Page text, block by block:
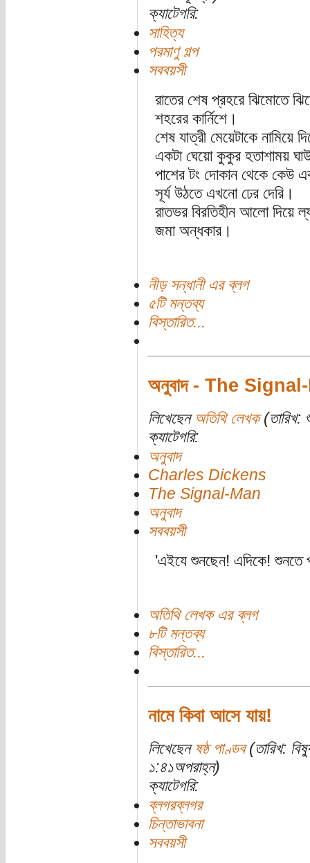
ক্যাটেগরি:
সাহিত্য
পরমাণু গল্প
সববয়সী
রাতের শেষ প্রহরে ঝিমোতে
শহরের কার্নিশে।
শেষ যাত্রী মেয়েটাকে নামিয়ে
একটা ঘেয়ো কুকুর হতাশাময়
পাশের টং দোকান থেকে কেউ
সূর্য উঠতে এখনো ঢের দেরি।
রাতভর বিরতিহীন আলো দিয়ে
জমা অন্ধকার।
নীড় সন্ধানী এর ব্লগ
৫টি মন্তব্য
বিস্তারিত...
অনুবাদ - The
লিখেছেন অতিথি লেখক(তারিখ:
ক্যাটেগরি:
অনুবাদ
Charles Dickens
The Signal-Man
অনুবাদ
সববয়সী
'এইযে শুনছেন! এদিকে! শুনতে
অতিথি লেখক এর ব্লগ
৮টি মন্তব্য
বিস্তারিত...
নামে কিবা আসে যায়!
লিখেছেন ষষ্ঠ পাণ্ডব(তারিখ:
১:৪১অপরাহ্ন)
ক্যাটেগরি:
ব্লগরব্লগর
চিন্তাভাবনা
সববয়সী